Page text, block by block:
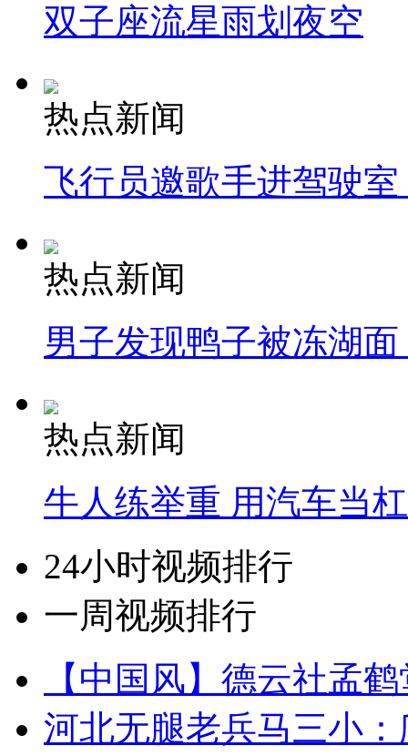
双子座流星雨划夜空
热点新闻
飞行员邀歌手进驾驶
热点新闻
男子发现鸭子被冻湖
热点新闻
牛人练举重 用汽车当
24小时视频排行
一周视频排行
【中国风】德云社孟
河北无腿老兵马三小